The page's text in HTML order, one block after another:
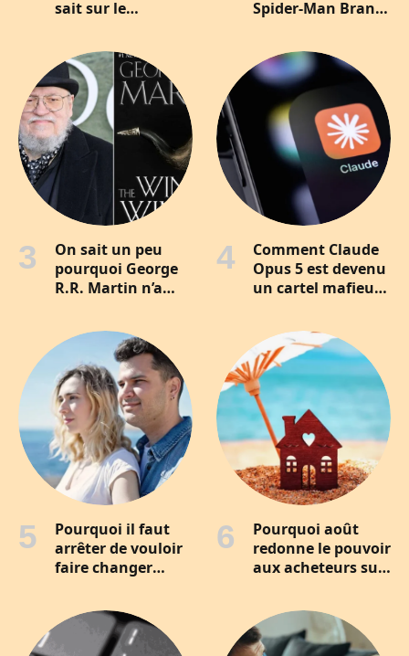
sait sur le
Spider-Man Brand
vrai lancement
caché des X-Men
dans le MCU
On sait un peu
pourquoi George
R.R. Martin n’a
publié la fin de
Game of Thrones
Comment Claude
Opus 5 est devenu
un cartel mafieux
distributeur
Pourquoi il faut
arrêter de vouloir
faire changer
changer soi-
même) pour
sauver son couple
Pourquoi août
redonne le pouvoir
aux acheteurs sur
immobilier ?